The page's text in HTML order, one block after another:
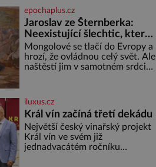
by doufal, že horká zem u
herečky ze seriálu Ulice a
režiséra vychladne,
epochaplus.cz
Jaroslav ze Šternberka:
Neexistující šlechtic, který
z Moravy vyžene Mongoly
Mongolové se tlačí do Evropy a
hrozí, že ovládnou celý svět. Ale
naštěstí jim v samotném srdci
dobyvatelské hordy zastavit. Co
nedokáže žádná z asijských říší,
co nedokážou Němci – to
dokáže český král. Nebo že by
ne? Mongolové od roku 1223
postupují podél Kaspického a
iluxus.cz
Král vín začíná třetí dekádu
Největší český vinařský projekt
Král vín ve svém již
jednadvacátém ročníku